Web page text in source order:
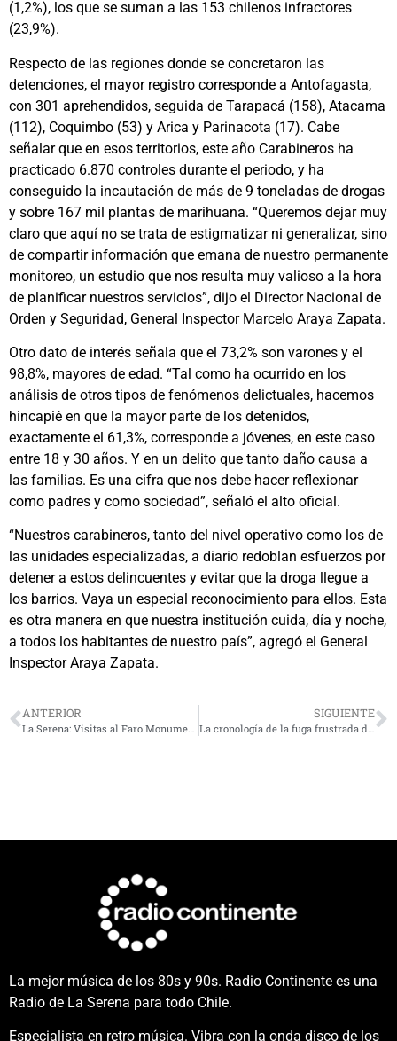
(1,2%), los que se suman a las 153 chilenos infractores
(23,9%).
Respecto de las regiones donde se concretaron las
detenciones, el mayor registro corresponde a Antofagasta,
con 301 aprehendidos, seguida de Tarapacá (158), Atacama
(112), Coquimbo (53) y Arica y Parinacota (17). Cabe
señalar que en esos territorios, este año Carabineros ha
practicado 6.870 controles durante el periodo, y ha
conseguido la incautación de más de 9 toneladas de drogas
y sobre 167 mil plantas de marihuana. “Queremos dejar muy
claro que aquí no se trata de estigmatizar ni generalizar, sino
de compartir información que emana de nuestro permanente
monitoreo, un estudio que nos resulta muy valioso a la hora
de planificar nuestros servicios”, dijo el Director Nacional de
Orden y Seguridad, General Inspector Marcelo Araya Zapata.
Otro dato de interés señala que el 73,2% son varones y el
98,8%, mayores de edad. “Tal como ha ocurrido en los
análisis de otros tipos de fenómenos delictuales, hacemos
hincapié en que la mayor parte de los detenidos,
exactamente el 61,3%, corresponde a jóvenes, en este caso
entre 18 y 30 años. Y en un delito que tanto daño causa a
las familias. Es una cifra que nos debe hacer reflexionar
como padres y como sociedad”, señaló el alto oficial.
“Nuestros carabineros, tanto del nivel operativo como los de
las unidades especializadas, a diario redoblan esfuerzos por
detener a estos delincuentes y evitar que la droga llegue a
los barrios. Vaya un especial reconocimiento para ellos. Esta
es otra manera en que nuestra institución cuida, día y noche,
a todos los habitantes de nuestro país”, agregó el General
Inspector Araya Zapata.
ANTERIOR SIGUIENTE
La mejor música de los 80s y 90s. Radio Continente es una
Radio de La Serena para todo Chile.
Especialista en retro música. Vibra con la onda disco de los